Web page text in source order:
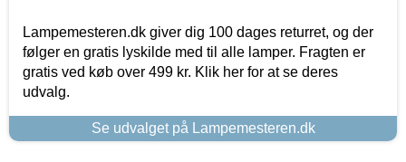
Lampemesteren.dk giver dig 100 dages returret, og der
følger en gratis lyskilde med til alle lamper. Fragten er
gratis ved køb over 499 kr. Klik her for at se deres
udvalg.
Se udvalget på Lampemesteren.dk